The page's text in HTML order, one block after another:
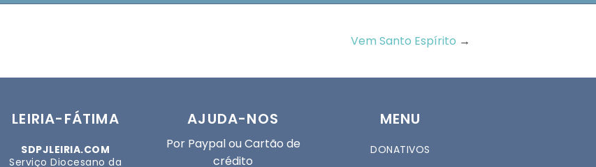
Vem Santo Espírito →
LEIRIA-FÁTIMA
SDPJLEIRIA.COM
Serviço Diocesano da
AJUDA-NOS
Por Paypal ou Cartão de
crédito
MENU
DONATIVOS